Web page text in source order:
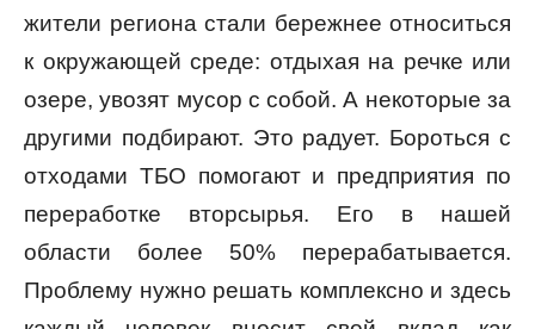
жители региона стали бережнее относиться
к окружающей среде: отдыхая на речке или
озере, увозят мусор с собой. А некоторые за
другими подбирают. Это радует. Бороться с
отходами ТБО помогают и предприятия по
переработке вторсырья. Его в нашей
области более 50% перерабатывается.
Проблему нужно решать комплексно и здесь